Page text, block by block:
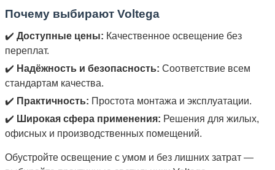
Почему выбирают Voltega
✔️ Доступные цены: Качественное освещение без
переплат.
✔️ Надёжность и безопасность: Соответствие всем
стандартам качества.
✔️ Практичность: Простота монтажа и эксплуатации.
✔️ Широкая сфера применения: Решения для жилых,
офисных и производственных помещений.
Обустройте освещение с умом и без лишних затрат —